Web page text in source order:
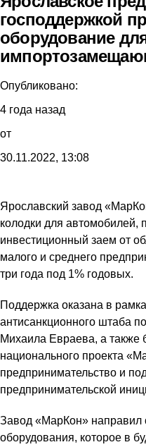
господдержкой
оборудование
Опубликовано:
4 года назад
от
30.11.2022, 13:08
Ярославский завод
колодки для автомобилей,
инвестиционный заем от
малого и среднего
три года под 1% годовых.
Поддержка оказана в
антисанкционного штаба
Михаила Евраева, а также
национального проекта
предпринимательство и
предпринимательской
Завод «МарКон» направил
оборудования, которое в